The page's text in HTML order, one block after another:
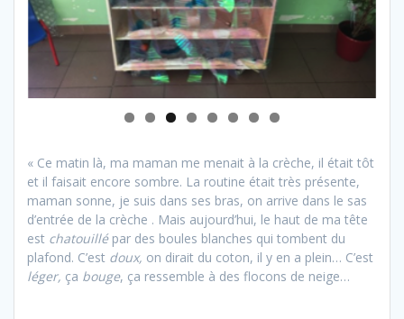
« Ce matin là, ma maman me menait à la crèche, il était tôt
et il faisait encore sombre. La routine était très présente,
maman sonne, je suis dans ses bras, on arrive dans le sas
d’entrée de la crèche . Mais aujourd’hui, le haut de ma tête
est chatouillé par des boules blanches qui tombent du
plafond. C’est doux, on dirait du coton, il y en a plein… C’est
léger, ça bouge, ça ressemble à des flocons de neige…